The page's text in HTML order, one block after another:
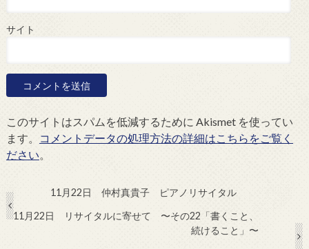
サイト
このサイトはスパムを低減するために Akismet を使ってい
ます。
コメントデータの処理方法の詳細はこちらをご覧く
ださい。
11月22日 仲村真貴子 ピアノリサイタル
11月22日 リサイタルに寄せて 〜その22「書くこと、
続けること」〜